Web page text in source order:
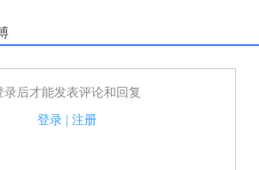
录后才能发表评论和回复
登录| 注册
发表评论了！